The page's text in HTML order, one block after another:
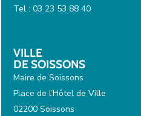
Tel : 03 23 53 88 40
VILLE
DE SOISSONS
Maire de Soissons
Place de l’Hôtel de Ville
02200 Soissons